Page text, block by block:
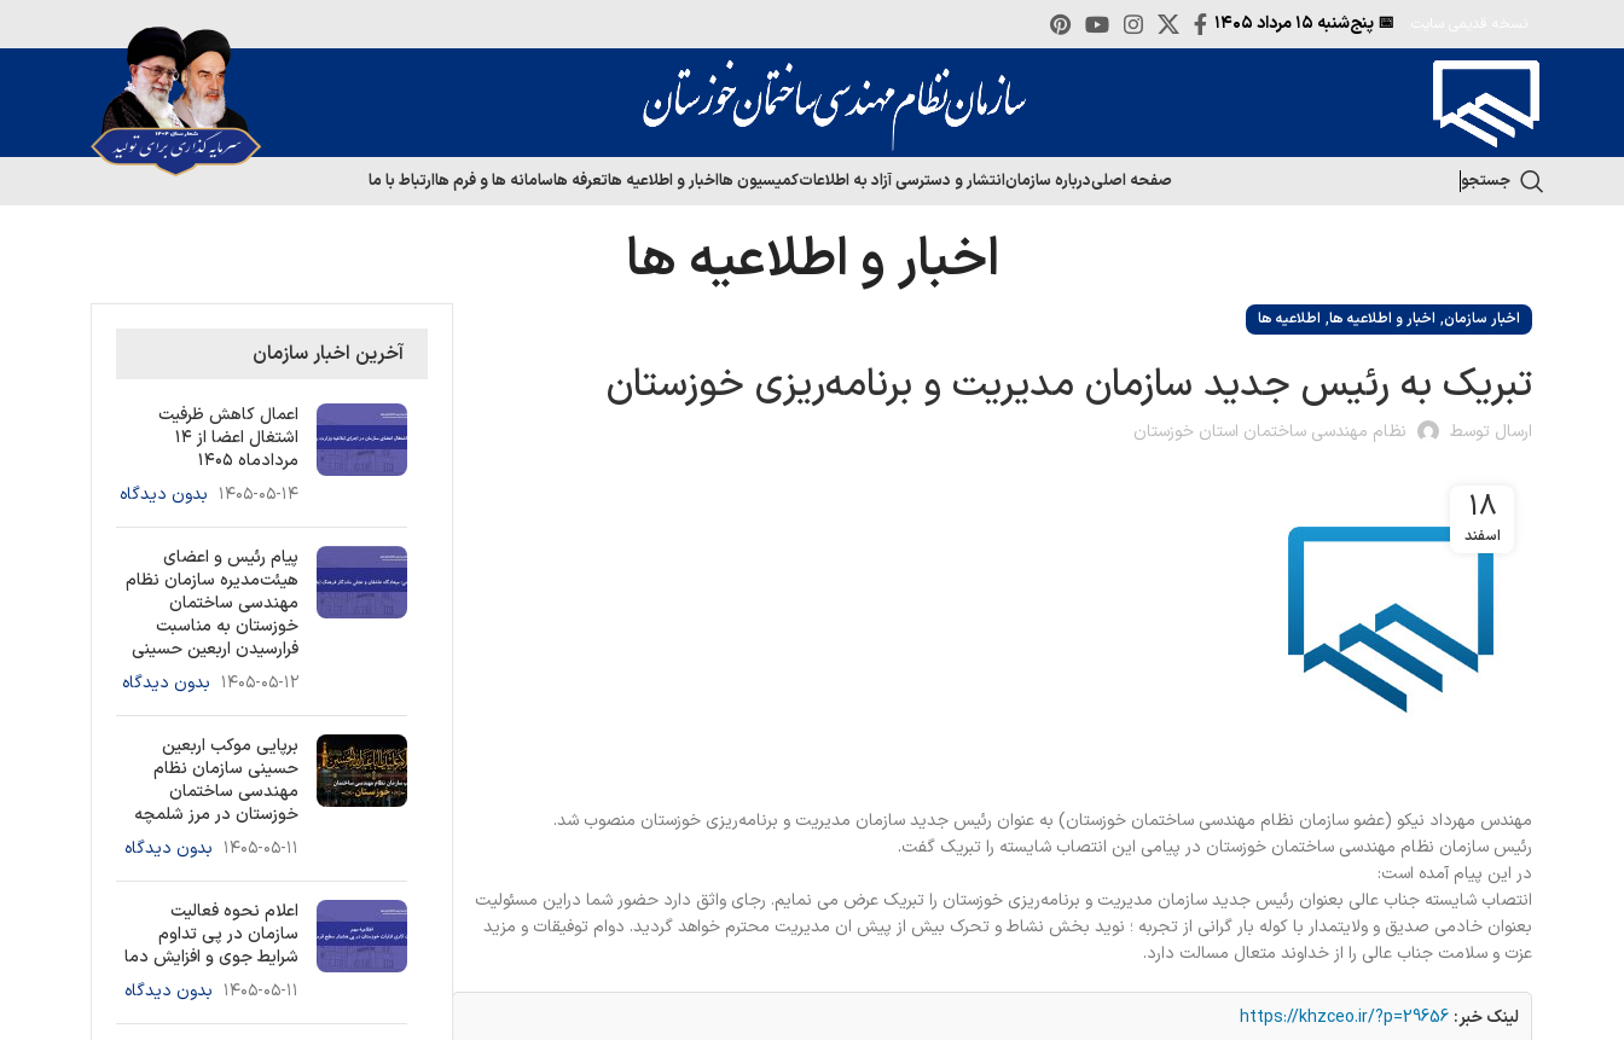
📅 پنج‌شنبه
جستجو صفحه اصلیدرباره سازمانانتشار و دسترسی آزاد به اطلاعاتکمیسیون هااخبار و اطلاعیه هاتعرفه هاسامانه ها و فرم هاارتباط با ما
اخبار و اطلاعیه ها
اخبار سازمان, اخبار و اطلاعیه ها, اطلاعیه ها
تبریک به رئیس جدید سازمان مدیریت و برنامه‌ریزی خوزستان
ارسال توسط نظام مهندسی ساختمان استان خوزستان
18
اسفند
مهندس مهرداد نیکو (عضو سازمان نظام مهندسی ساختمان خوزستان) به عنوان رئیس جدید سازمان مدیریت و برنامه‌ریزی خوزستان منصوب شد.
رئیس سازمان نظام مهندسی ساختمان خوزستان در پیامی این انتصاب شایسته را تبریک گفت.
در این پیام آمده است:
انتصاب شایسته جناب عالی بعنوان رئیس جدید سازمان مدیریت و برنامه‌ریزی خوزستان را تبریک عرض می نمایم. رجای واثق دارد حضور شما دراین مسئولیت
بعنوان خادمی صدیق و ولایتمدار با کوله بار گرانی از تجربه ؛ نوید بخش نشاط و تحرک بیش از پیش ان مدیریت محترم خواهد گردید. دوام توفیقات و مزید
عزت و سلامت جناب عالی را از خداوند متعال مسالت دارد.
لینک خبر: https://khzceo.ir/?p=29656
آخرین اخبار سازمان
اعمال کاهش ظرفیت
اشتغال اعضا از ۱۴
مردادماه ۱۴۰۵
۱۴۰۵-۰۵-۱۴ بدون دیدگاه
پیام رئیس و اعضای
هیئت‌مدیره سازمان نظام
مهندسی ساختمان
خوزستان به مناسبت
فرارسیدن اربعین حسینی
۱۴۰۵-۰۵-۱۲ بدون دیدگاه
برپایی موکب اربعین
حسینی سازمان نظام
مهندسی ساختمان
خوزستان در مرز شلمچه
۱۴۰۵-۰۵-۱۱ بدون دیدگاه
اعلام نحوه فعالیت
سازمان در پی تداوم
شرایط جوی و افزایش دما
۱۴۰۵-۰۵-۱۱ بدون دیدگاه